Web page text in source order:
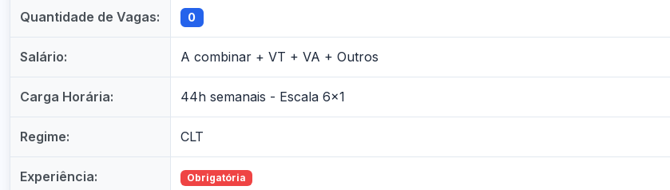
Quantidade de Vagas: 0
Salário: A combinar + VT + VA + Outros
Carga Horária: 44h semanais - Escala 6x1
Regime: CLT
Experiência: Obrigatória